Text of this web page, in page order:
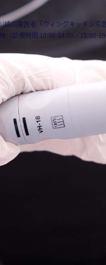
崎の歯医者 「ウィングキッチン京
（診療時間 10:00-14:00／15:00-